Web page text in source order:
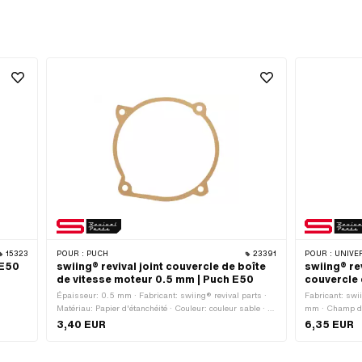
15323 POUR : PUCH 23391
swiing® revival joint couvercle de boîte
de vitesse moteur 0.5 mm | Puch E50
Épaisseur: 0.5 mm · Fabricant: swiing® revival parts ·
Matériau: Papier d'étanchéité · Couleur: couleur sable · Ø
extérieur: 116 mm · Ø intérieur: 106 mm · Nombre de
composants: 1 pcs · Nombre de points de fixation: 4 pcs ·
3,40 EUR
POUR :
swiing®
couvercle
Fabricant:
mm · Champ
6,35 EUR